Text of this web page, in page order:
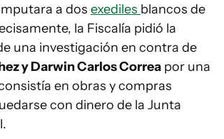
a dos exediles blancos de
la Fiscalía pidió la
una investigación en contra de
y Darwin Carlos Correa por una
en obras y compras
con dinero de la Junta